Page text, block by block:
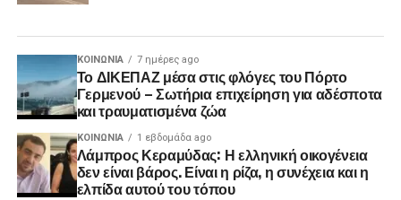
ΚΟΙΝΩΝΊΑ 7 ημέρες ago
Το ΔΙΚΕΠΑΖ μέσα στις φλόγες του Πόρτο
Γερμενού – Σωτήρια επιχείρηση για αδέσποτα
και τραυματισμένα ζώα
ΚΟΙΝΩΝΊΑ 1 εβδομάδα ago
Λάμπρος Κεραμύδας: Η ελληνική οικογένεια
δεν είναι βάρος. Είναι η ρίζα, η συνέχεια και η
ελπίδα αυτού του τόπου